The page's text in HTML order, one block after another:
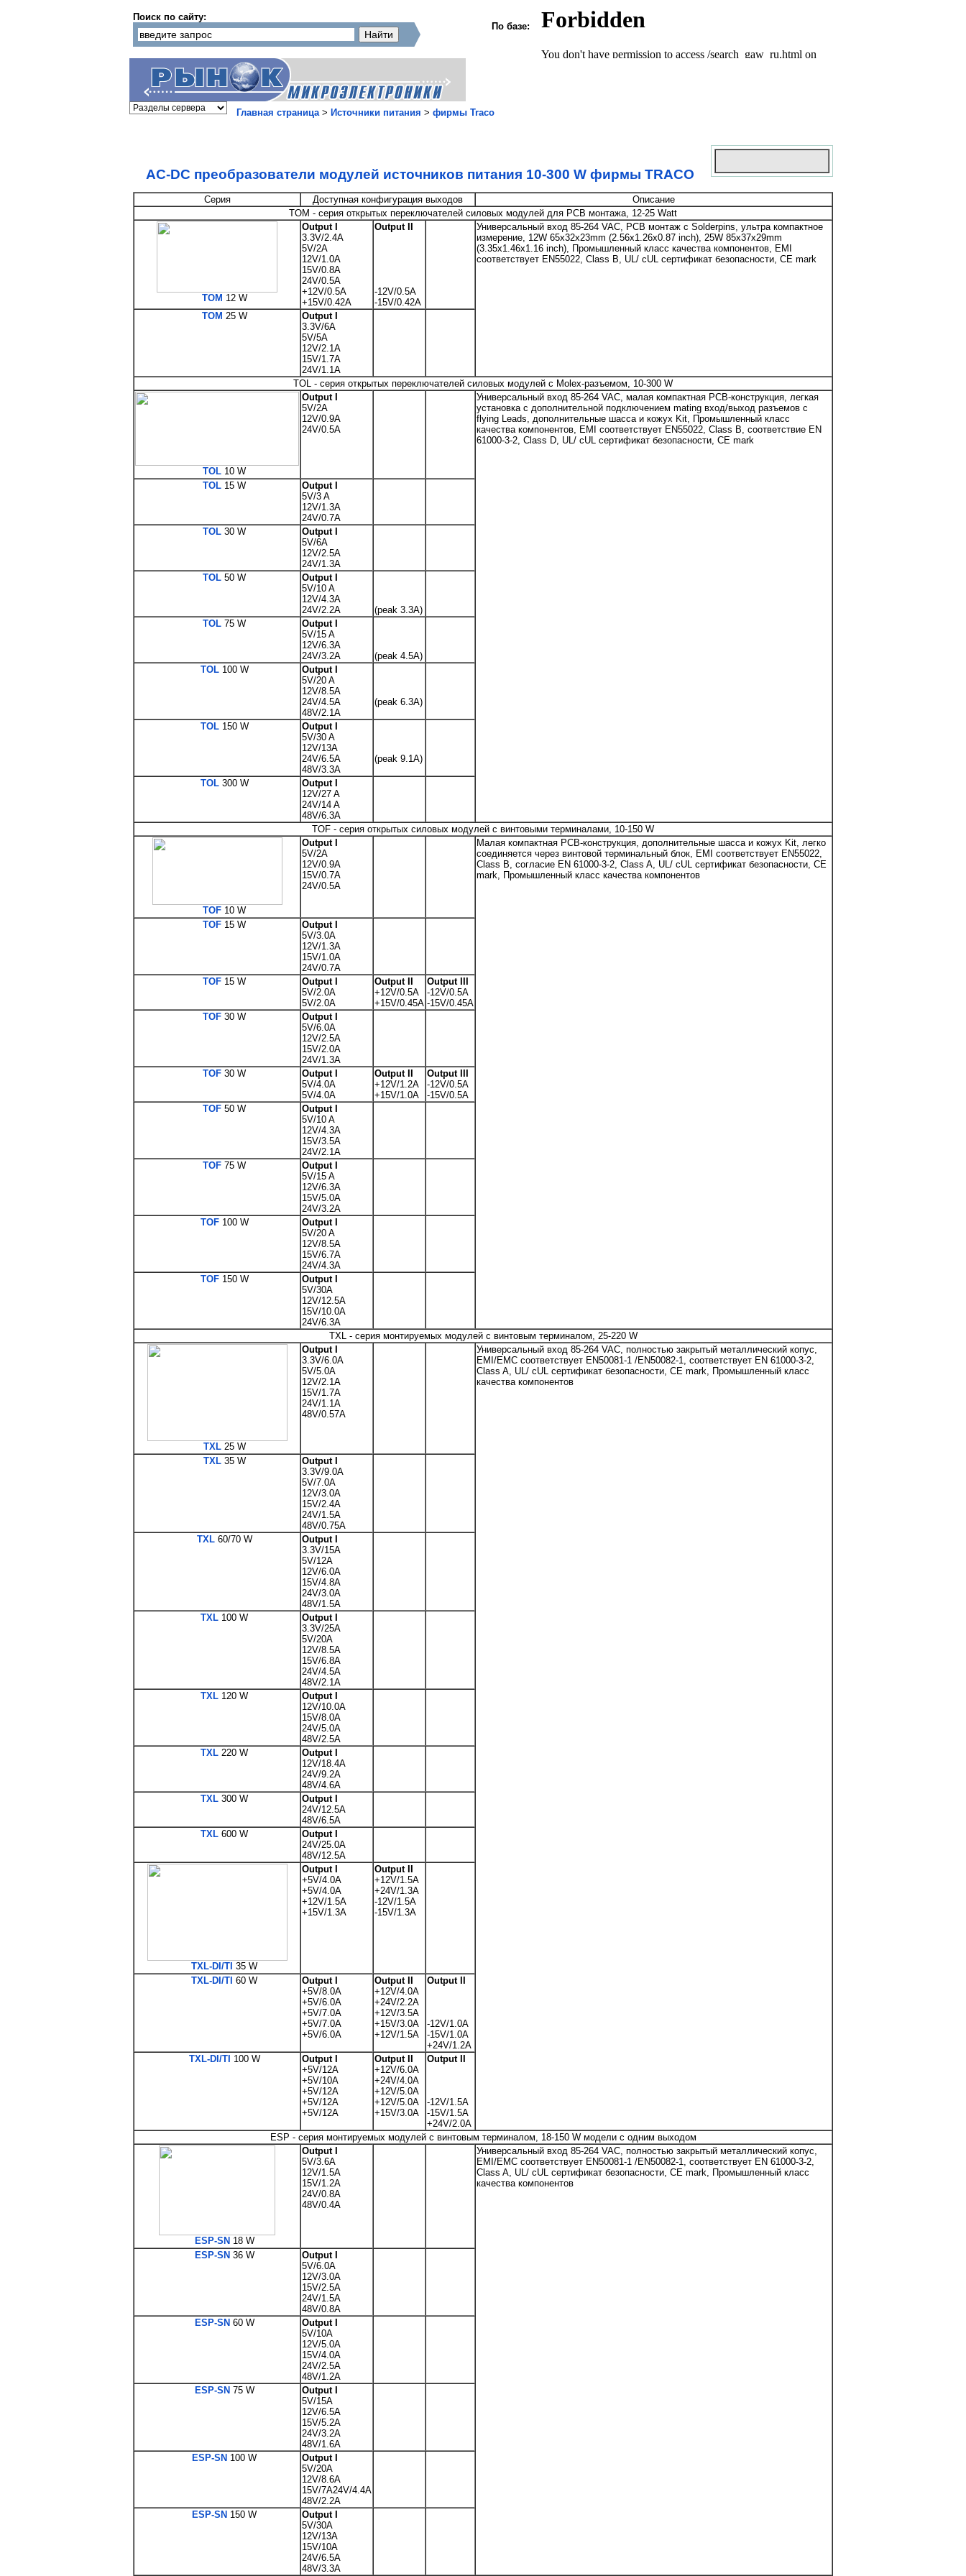
Поиск по сайту:
По базе:
Главная страница> Источники питания > фирмы Traco
AC-DC преобразователи модулей источников питания 10-300 W фирмы TRACO
Серия Доступная конфигурация выходов
Описание
TOM - серия открытых переключателей силовых модулей для PCB монтажа, 12-25 Watt
TOM 12 W
Output I
3.3V/2.4A
5V/2A
12V/1.0A
15V/0.8A
24V/0.5A
+12V/0.5A
+15V/0.42A
Output II
-12V/0.5A
-15V/0.42A
Универсальный вход 85-264 VAC, PCB монтаж с Solderpins, ультра компактное
измерение, 12W 65x32x23mm (2.56x1.26x0.87 inch), 25W 85x37x29mm
(3.35x1.46x1.16 inch), Промышленный класс качества компонентов, EMI
соответствует EN55022, Class B, UL/ cUL сертификат безопасности, CE mark
TOM 25 W
Output I
3.3V/6A
5V/5A
12V/2.1A
15V/1.7A
24V/1.1A
TOL - серия открытых переключателей силовых модулей с Molex-разъемом, 10-300 W
TOL 10 W
Output I
5V/2A
12V/0.9A
24V/0.5A
Универсальный вход 85-264 VAC, малая компактная PCB-конструкция, легкая
установка с дополнительной подключением mating вход/выход разъемов с
flying Leads, дополнительные шасса и кожух Kit, Промышленный класс
качества компонентов, EMI соответствует EN55022, Class B, соответствие EN
61000-3-2, Class D, UL/ cUL сертификат безопасности, CE mark
TOL 15 W
Output I
5V/3 A
12V/1.3A
24V/0.7A
TOL 30 W
Output I
5V/6A
12V/2.5A
24V/1.3A
TOL 50 W
Output I
5V/10 A
12V/4.3A
24V/2.2A
(peak 3.3A)
TOL 75 W
Output I
5V/15 A
12V/6.3A
24V/3.2A
(peak 4.5A)
TOL100 W
Output I
5V/20 A
12V/8.5A
24V/4.5A
48V/2.1A
(peak 6.3A)
TOL150 W
Output I
5V/30 A
12V/13A
24V/6.5A
48V/3.3A
(peak 9.1A)
TOL300 W
Output I
12V/27 A
24V/14 A
48V/6.3A
TOF - серия открытых силовых модулей с винтовыми терминалами, 10-150 W
TOF 10 W
Output I
5V/2A
12V/0.9A
15V/0.7A
24V/0.5A
Малая компактная PCB-конструкция, дополнительные шасса и кожух Kit, легко
соединяется через винтовой терминальный блок, EMI соответствует EN55022,
Class B, согласие EN 61000-3-2, Class A, UL/ cUL сертификат безопасности, CE
mark, Промышленный класс качества компонентов
TOF 15 W
Output I
5V/3.0A
12V/1.3A
15V/1.0A
24V/0.7A
TOF 15 W
Output I
5V/2.0A
5V/2.0A
Output II
+12V/0.5A
+15V/0.45A
Output III
-12V/0.5A
-15V/0.45A
TOF 30 W
Output I
5V/6.0A
12V/2.5A
15V/2.0A
24V/1.3A
TOF 30 W
Output I
5V/4.0A
5V/4.0A
Output II
+12V/1.2A
+15V/1.0A
Output III
-12V/0.5A
-15V/0.5A
TOF 50 W
Output I
5V/10 A
12V/4.3A
15V/3.5A
24V/2.1A
TOF 75 W
Output I
5V/15 A
12V/6.3A
15V/5.0A
24V/3.2A
TOF100 W
Output I
5V/20 A
12V/8.5A
15V/6.7A
24V/4.3A
TOF150 W
Output I
5V/30A
12V/12.5A
15V/10.0A
24V/6.3A
TXL - серия монтируемых модулей с винтовым терминалом, 25-220 W
TXL25 W
Output I
3.3V/6.0A
5V/5.0A
12V/2.1A
15V/1.7A
24V/1.1A
48V/0.57A
Универсальный вход 85-264 VAC, полностью закрытый металлический копус,
EMI/EMC соответствует EN50081-1 /EN50082-1, соответствует EN 61000-3-2,
Class A, UL/ cUL сертификат безопасности, CE mark, Промышленный класс
качества компонентов
TXL35 W
Output I
3.3V/9.0A
5V/7.0A
12V/3.0A
15V/2.4A
24V/1.5A
48V/0.75A
TXL60/70 W
Output I
3.3V/15A
5V/12A
12V/6.0A
15V/4.8A
24V/3.0A
48V/1.5A
TXL 100 W
Output I
3.3V/25A
5V/20A
12V/8.5A
15V/6.8A
24V/4.5A
48V/2.1A
TXL 120 W
Output I
12V/10.0A
15V/8.0A
24V/5.0A
48V/2.5A
TXL 220 W
Output I
12V/18.4A
24V/9.2A
48V/4.6A
TXL 300 W
Output I
24V/12.5A
48V/6.5A
TXL 600 W
Output I
24V/25.0A
48V/12.5A
TXL-DI/TI 35 W
Output I
+5V/4.0A
+5V/4.0A
+12V/1.5A
+15V/1.3A
Output II
+12V/1.5A
+24V/1.3A
-12V/1.5A
-15V/1.3A
TXL-DI/TI 60 W
Output I
+5V/8.0A
+5V/6.0A
+5V/7.0A
+5V/7.0A
+5V/6.0A
Output II
+12V/4.0A
+24V/2.2A
+12V/3.5A
+15V/3.0A
+12V/1.5A
Output II
-12V/1.0A
-15V/1.0A
+24V/1.2A
TXL-DI/TI 100 W
Output I
+5V/12A
+5V/10A
+5V/12A
+5V/12A
+5V/12A
Output II
+12V/6.0A
+24V/4.0A
+12V/5.0A
+12V/5.0A
+15V/3.0A
Output II
-12V/1.5A
-15V/1.5A
+24V/2.0A
ESP - серия монтируемых модулей с винтовым терминалом, 18-150 W модели с одним выходом
ESP-SN 18 W
Output I
5V/3.6A
12V/1.5A
15V/1.2A
24V/0.8A
48V/0.4A
Универсальный вход 85-264 VAC, полностью закрытый металлический копус,
EMI/EMC соответствует EN50081-1 /EN50082-1, соответствует EN 61000-3-2,
Class A, UL/ cUL сертификат безопасности, CE mark, Промышленный класс
качества компонентов
ESP-SN 36 W
Output I
5V/6.0A
12V/3.0A
15V/2.5A
24V/1.5A
48V/0.8A
ESP-SN 60 W
Output I
5V/10A
12V/5.0A
15V/4.0A
24V/2.5A
48V/1.2A
ESP-SN 75 W
Output I
5V/15A
12V/6.5A
15V/5.2A
24V/3.2A
48V/1.6A
ESP-SN 100 W
Output I
5V/20A
12V/8.6A
15V/7A24V/4.4A
48V/2.2A
ESP-SN 150 W
Output I
5V/30A
12V/13A
15V/10A
24V/6.5A
48V/3.3A